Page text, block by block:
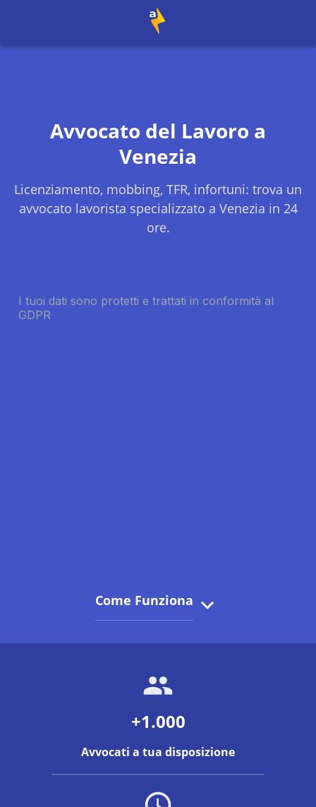
Avvocato del Lavoro a
Venezia
Licenziamento, mobbing, TFR, infortuni: trova un
avvocato lavorista specializzato a Venezia in 24
ore.
Come Funziona
+1.000
Avvocati a tua disposizione